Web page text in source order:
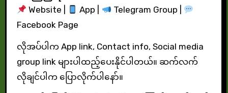
Website |
App |
Telegram Group |
Facebook Page
လိုအပ်ပါက App link, Contact info, Social media
group link များပါထည့်ပေးနိုင်ပါတယ်။ ဆက်လက်
လိုချင်ပါက ပြောလိုက်ပါနော်။